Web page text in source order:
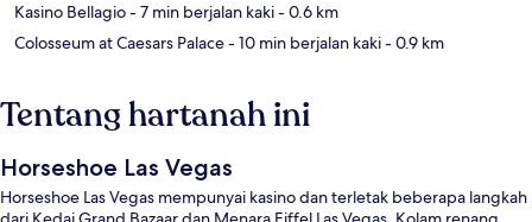
Kasino Bellagio- 7 min berjalan kaki- 0.6 km
Colosseum at Caesars Palace- 10 min berjalan kaki- 0.9 km
Tentang hartanah ini
Horseshoe Las Vegas
Horseshoe Las Vegas mempunyai kasino dan terletak beberapa langkah